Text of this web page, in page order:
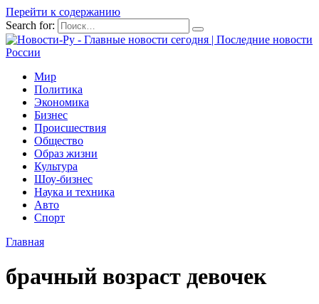
Перейти к содержанию
Search for:
Мир
Политика
Экономика
Бизнес
Происшествия
Общество
Образ жизни
Культура
Шоу-бизнес
Наука и техника
Авто
Спорт
Главная
брачный возраст девочек